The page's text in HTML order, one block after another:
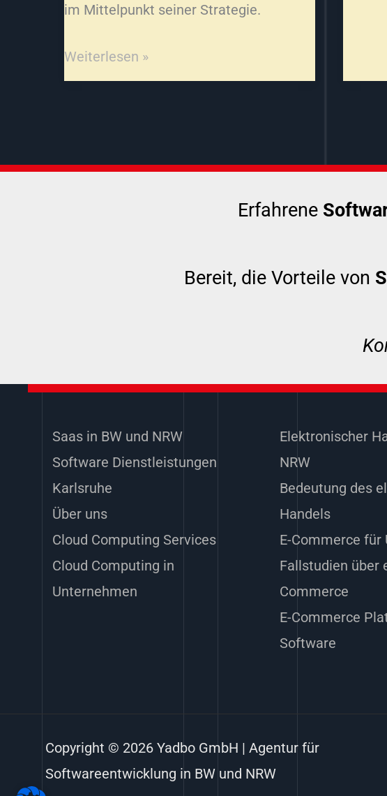
im Mittelpunkt seiner Strategie.
Weiterlesen »
Erfahrene
Bereit, die Vorteile von
Saas in BW und NRW
Software Dienstleistungen
Karlsruhe
Über uns
Cloud Computing Services
Cloud Computing in
Unternehmen
Elektronischer
NRW
Bedeutung des
Handels
E-Commerce für
Fallstudien über
Commerce
E-Commerce
Software
Copyright © 2026 Yadbo GmbH | Agentur für
Softwareentwicklung in BW und NRW